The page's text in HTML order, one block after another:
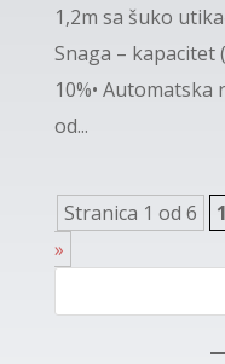
1,2m sa šuko
Snaga – kapacitet
10%• Automatska
od...
Stranica 1 od 6 1
»